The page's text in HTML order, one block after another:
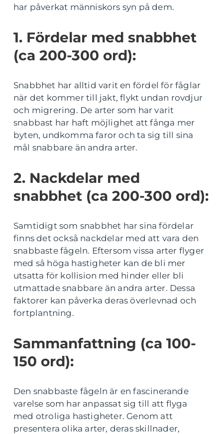
har påverkat människors syn på dem.
1. Fördelar med snabbhet
(ca 200-300 ord):
Snabbhet har alltid varit en fördel för fåglar
när det kommer till jakt, flykt undan rovdjur
och migrering. De arter som har varit
snabbast har haft möjlighet att fånga mer
byten, undkomma faror och ta sig till sina
mål snabbare än andra arter.
2. Nackdelar med
snabbhet (ca 200-300 ord):
Samtidigt som snabbhet har sina fördelar
finns det också nackdelar med att vara den
snabbaste fågeln. Eftersom vissa arter flyger
med så höga hastigheter kan de bli mer
utsatta för kollision med hinder eller bli
utmattade snabbare än andra arter. Dessa
faktorer kan påverka deras överlevnad och
fortplantning.
Sammanfattning (ca 100-
150 ord):
Den snabbaste fågeln är en fascinerande
varelse som har anpassat sig till att flyga
med otroliga hastigheter. Genom att
presentera olika arter, deras skillnader,